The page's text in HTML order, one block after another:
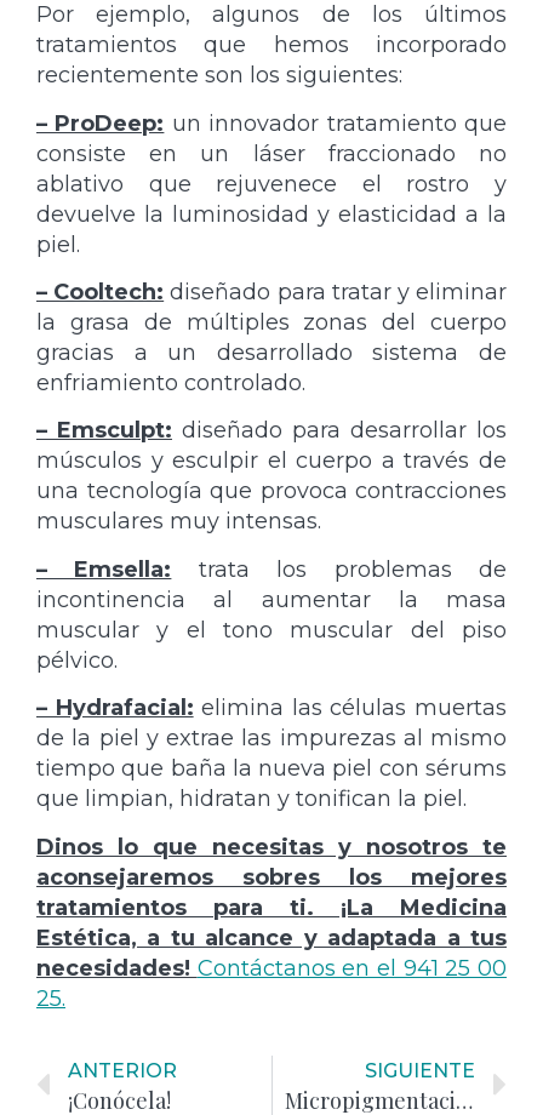
Por ejemplo, algunos de los últimos
tratamientos que hemos incorporado
recientemente son los siguientes:
– ProDeep: un innovador tratamiento que
consiste en un láser fraccionado no
ablativo que rejuvenece el rostro y
devuelve la luminosidad y elasticidad a la
piel.
– Cooltech: diseñado para tratar y eliminar
la grasa de múltiples zonas del cuerpo
gracias a un desarrollado sistema de
enfriamiento controlado.
– Emsculpt: diseñado para desarrollar los
músculos y esculpir el cuerpo a través de
una tecnología que provoca contracciones
musculares muy intensas.
– Emsella: trata los problemas de
incontinencia al aumentar la masa
muscular y el tono muscular del piso
pélvico.
– Hydrafacial: elimina las células muertas
de la piel y extrae las impurezas al mismo
tiempo que baña la nueva piel con sérums
que limpian, hidratan y tonifican la piel.
Dinos lo que necesitas y nosotros te
aconsejaremos sobres los mejores
tratamientos para ti. ¡La Medicina
Estética, a tu alcance y adaptada a tus
necesidades! Contáctanos en el 941 25 00
25.
ANTERIOR
¡Conócela!
SIGUIENTE
Micropigmentación y Microblanding para que luzcas como tú quieras